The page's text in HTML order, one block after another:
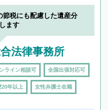
節税にも配慮した遺産分
ます
法律事務所
ライン相談可 全国出張対応可
20年以上 女性弁護士在籍